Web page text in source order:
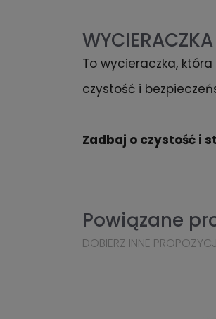
To wycieraczka, która
czystość i
Zadbaj o czystość i
Powiązane
DOBIERZ INNE